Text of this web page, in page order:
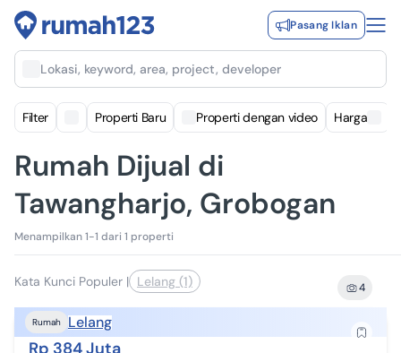
Pasang Iklan
Lokasi, keyword, area, project, developer
Filter Properti Baru Properti dengan video Harga
Rumah Dijual di
Tawangharjo, Grobogan
Menampilkan 1-1 dari 1 properti
Kata Kunci Populer | Lelang (1) 4
Rumah Lelang
Rp 384 Juta